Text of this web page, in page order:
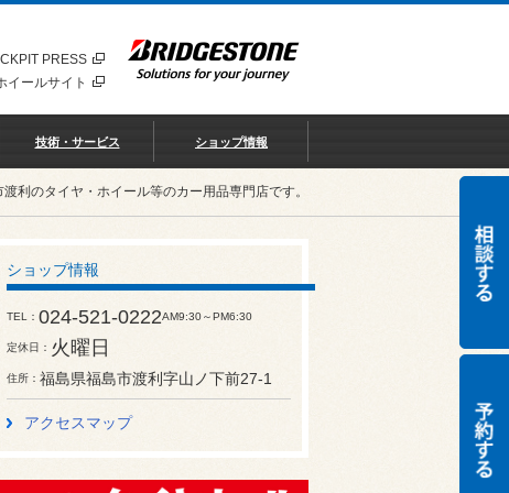
PRESS
イールサイト
技術・サービス ショップ情報
利のタイヤ・ホイール等のカー用品専門店です。
ショップ情報
TEL 024-521-0222AM9:30～PM6:30
定休日 火曜日
住所 福島県福島市渡利字山ノ下前27-1
アクセスマップ